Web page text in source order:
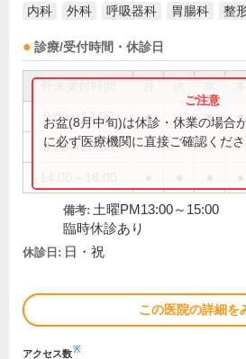
内科 外科 呼吸器科 胃腸科 整
診療/受付時間・休診日
9:00～12:00 ● ● ● ●
9:00～15:00
お盆(8月中旬)は休診・休業の場合
に必ず医療機関に直接ご確認くださ
備考: 土曜PM13:00～15:00
臨時休診あり
休診日: 日・祝
この医院の詳細を
アクセス数※